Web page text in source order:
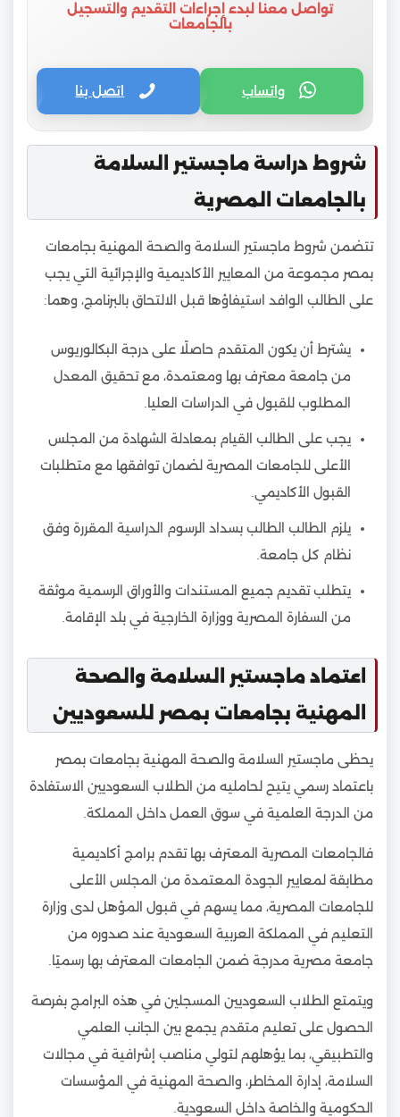
تواصل معنا لبدء إجراءات التقديم والتسجيل
بالجامعات
واتساب اتصل بنا
شروط دراسة ماجستير السلامة
بالجامعات المصرية
تتضمن شروط ماجستير السلامة والصحة المهنية بجامعات
بمصر مجموعة من المعايير الأكاديمية والإجرائية التي يجب
على الطالب الوافد استيفاؤها قبل الالتحاق بالبرنامج، وهما:
يشترط أن يكون المتقدم حاصلًا على درجة البكالوريوس
من جامعة معترف بها ومعتمدة، مع تحقيق المعدل
المطلوب للقبول في الدراسات العليا.
يجب على الطالب القيام بمعادلة الشهادة من المجلس
الأعلى للجامعات المصرية لضمان توافقها مع متطلبات
القبول الأكاديمي.
يلزم الطالب الطالب بسداد الرسوم الدراسية المقررة وفق
نظام كل جامعة.
يتطلب تقديم جميع المستندات والأوراق الرسمية موثقة
من السفارة المصرية ووزارة الخارجية في بلد الإقامة.
اعتماد ماجستير السلامة والصحة
المهنية بجامعات بمصر للسعوديين
يحظى ماجستير السلامة والصحة المهنية بجامعات بمصر
باعتماد رسمي يتيح لحامليه من الطلاب السعوديين الاستفادة
من الدرجة العلمية في سوق العمل داخل المملكة.
فالجامعات المصرية المعترف بها تقدم برامج أكاديمية
مطابقة لمعايير الجودة المعتمدة من المجلس الأعلى
للجامعات المصرية، مما يسهم في قبول المؤهل لدى وزارة
التعليم في المملكة العربية السعودية عند صدوره من
جامعة مصرية مدرجة ضمن الجامعات المعترف بها رسميًا.
ويتمتع الطلاب السعوديين المسجلين في هذه البرامج بفرصة
الحصول على تعليم متقدم يجمع بين الجانب العلمي
والتطبيقي، بما يؤهلهم لتولي مناصب إشرافية في مجالات
السلامة، إدارة المخاطر، والصحة المهنية في المؤسسات
الحكومية والخاصة داخل السعودية.